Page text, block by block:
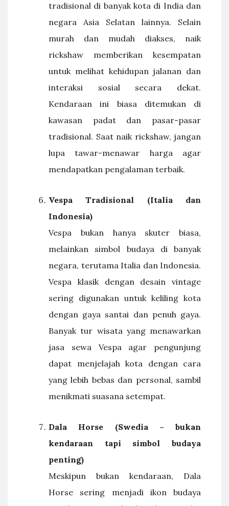
tradisional di banyak kota di India dan
negara Asia Selatan lainnya. Selain
murah dan mudah diakses, naik
rickshaw memberikan kesempatan
untuk melihat kehidupan jalanan dan
interaksi sosial secara dekat.
Kendaraan ini biasa ditemukan di
kawasan padat dan pasar-pasar
tradisional. Saat naik rickshaw, jangan
lupa tawar-menawar harga agar
mendapatkan pengalaman terbaik.
Vespa Tradisional (Italia dan
Indonesia)
Vespa bukan hanya skuter biasa,
melainkan simbol budaya di banyak
negara, terutama Italia dan Indonesia.
Vespa klasik dengan desain vintage
sering digunakan untuk keliling kota
dengan gaya santai dan penuh gaya.
Banyak tur wisata yang menawarkan
jasa sewa Vespa agar pengunjung
dapat menjelajah kota dengan cara
yang lebih bebas dan personal, sambil
menikmati suasana setempat.
Dala Horse (Swedia – bukan
kendaraan tapi simbol budaya
penting)
Meskipun bukan kendaraan, Dala
Horse sering menjadi ikon budaya